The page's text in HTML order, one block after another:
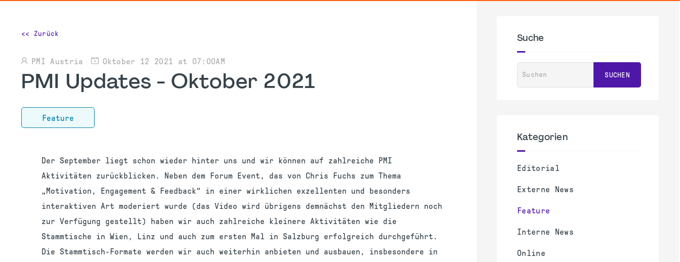
<< Zurück
PMI Austria Oktober 12 2021 at 07:00AM
PMI Updates - Oktober 2021
Feature
Der September liegt schon wieder hinter uns und wir können auf zahlreiche PMI
Aktivitäten zurückblicken. Neben dem Forum Event, das von Chris Fuchs zum Thema
„Motivation, Engagement & Feedback“ in einer wirklichen exzellenten und besonders
interaktiven Art moderiert wurde (das Video wird übrigens demnächst den Mitgliedern noch
zur Verfügung gestellt) haben wir auch zahlreiche kleinere Aktivitäten wie die
Stammtische in Wien, Linz und auch zum ersten Mal in Salzburg erfolgreich durchgeführt.
Die Stammtisch-Formate werden wir auch weiterhin anbieten und ausbauen, insbesondere in
Suche
Suchen SUCHEN
Kategorien
Editorial
Externe News
Feature
Interne News
Online